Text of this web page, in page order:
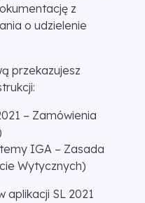
z
o udzielenie
przekazujesz
– Zamówienia
IGA – Zasada
Wytycznych)
aplikacji SL 2021